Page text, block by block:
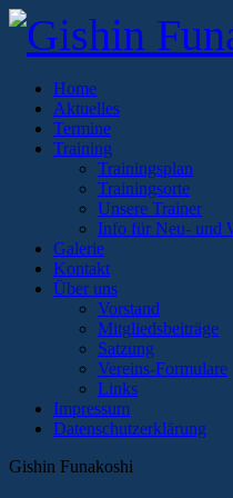
Home
Aktuelles
Termine
Training
Trainingsplan
Trainingsorte
Unsere Trainer
Info für Neu- und
Galerie
Kontakt
Über uns
Vorstand
Mitgliedsbeiträge
Satzung
Vereins-Formulare
Links
Impressum
Datenschutzerklärung
Gishin Funakoshi